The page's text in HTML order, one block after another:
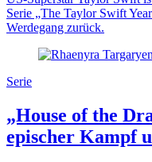
Serie „The Taylor Swift
Werdegang zurück.
Serie
„House of the
epischer Kampf